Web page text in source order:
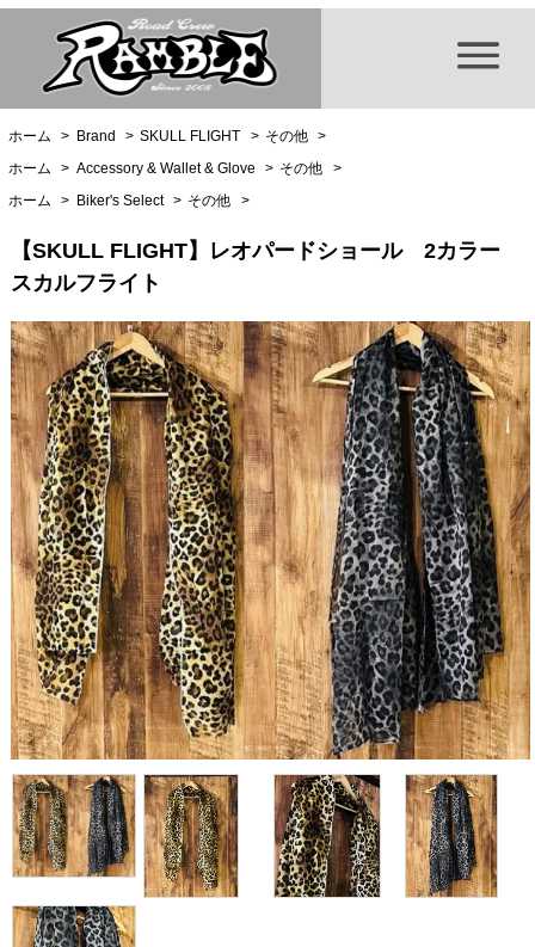
ホーム > Brand > SKULL FLIGHT > その他 >
ホーム
> Accessory & Wallet & Glove > その他
>
ホーム
> Biker's Select > その他 >
【SKULL FLIGHT】レオパードショール 2カラー
スカルフライト